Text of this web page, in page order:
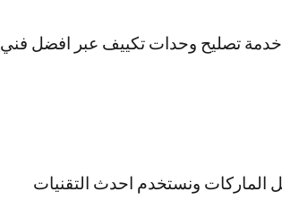
تصليح وحدات تكييف عبر افضل فني
الماركات ونستخدم احدث التقنيات